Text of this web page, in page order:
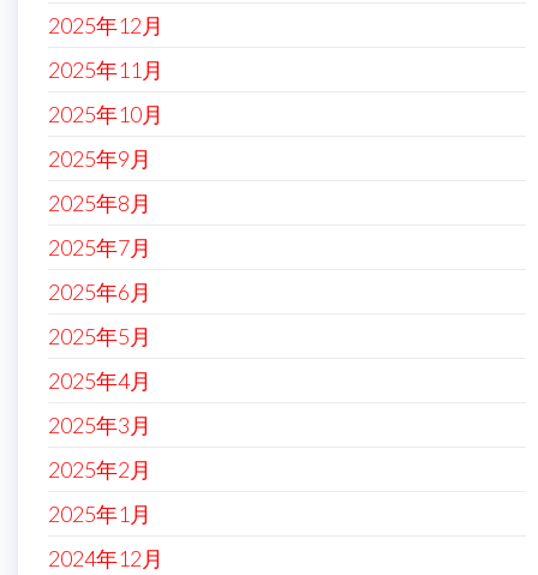
2025年12月
2025年11月
2025年10月
2025年9月
2025年8月
2025年7月
2025年6月
2025年5月
2025年4月
2025年3月
2025年2月
2025年1月
2024年12月